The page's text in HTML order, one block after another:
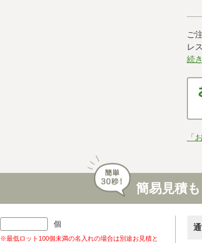
ご
レ
続
「
簡易見積も
個
※最低ロット100個未満の名入れの場合は別途お見積と